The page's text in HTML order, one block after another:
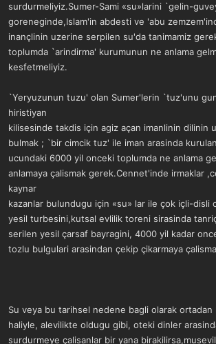
surdurmeliyiz.Sumer-Sami «su»larini `gelin-
goreneginde,Islam'in abdesti ve 'abu
inançlinin uzerine serpilen su'da tanimamiz
toplumda `arindirma' kurumunun ne anlama
kesfetmeliyiz.
`Yeryuzunun tuzu' olan Sumer'lerin `tuz'unu
hiristiyan
kilisesinde takdis için agiz açan imanlinin dilinin
bulmak ; `bir cimcik tuz' ile iman arasinda
ucundaki 6000 yil onceki toplumda ne anlama
anlamaya çalismak gerek.Cennet'inde irmaklar
kaynar
kazanlar bulundugu için «su» lar ile çok içli-disli
yesil turbesini,kutsal evlilik toreni sirasinda
serilen yesil çarsaf bayragini, 4000 yil kadar
tozlu bulgulari arasindan çekip çikarmaya
Su veya bu tarihsel nedene bagli olarak
haliyle, alevilikte oldugu gibi, oteki dinler
surdurmeye çalisanlar bir yana